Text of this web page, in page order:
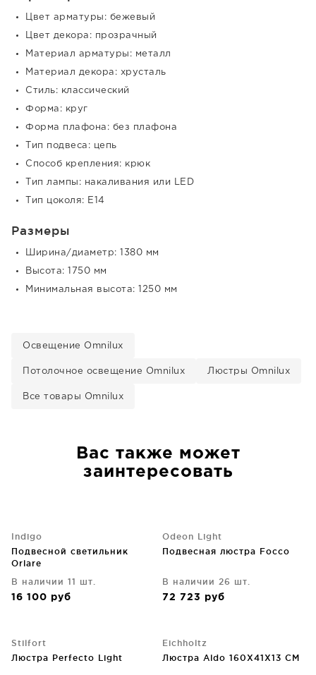
Цвет арматуры: бежевый
Цвет декора: прозрачный
Материал арматуры: металл
Материал декора: хрусталь
Стиль: классический
Форма: круг
Форма плафона: без плафона
Тип подвеса: цепь
Способ крепления: крюк
Тип лампы: накаливания или LED
Тип цоколя: E14
Размеры
Ширина/диаметр: 1380 мм
Высота: 1750 мм
Минимальная высота: 1250 мм
Освещение Omnilux
Потолочное освещение Omnilux Люстры Omnilux
Все товары Omnilux
Вас также может
заинтересовать
Indigo
Подвесной светильник
Orlare
В наличии 11 шт.
16 100 руб
Odeon Light
Подвесная люстра Focco
В наличии 26 шт.
72 723 руб
Stilfort
Люстра Perfecto Light
Eichholtz
Люстра Aldo 160X41X13 CM